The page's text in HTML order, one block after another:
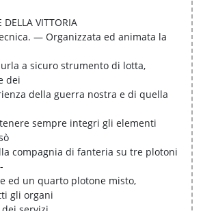
DELLA VITTORIA
— Organizzata ed animata la
a sicuro strumento di lotta,
dei
della guerra nostra e di quella
sempre integri gli elementi
compagnia di fanteria su tre plotoni
ed un quarto plotone misto,
gli organi